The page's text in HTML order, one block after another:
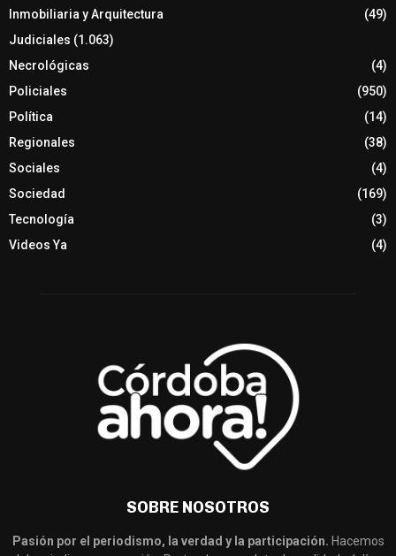
Inmobiliaria y Arquitectura
(49)
Judiciales (1.063)
Necrológicas
(4)
Policiales
(950)
Política
(14)
Regionales
(38)
Sociales
(4)
Sociedad
(169)
Tecnología
(3)
Videos Ya
(4)
SOBRE NOSOTROS
Pasión por el periodismo, la verdad y la participación. Hacemos